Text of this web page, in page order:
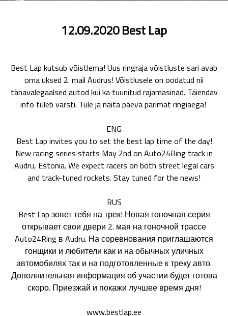
12.09.2020 Best Lap
Best Lap kutsub võistlema! Uus ringraja võistluste sari avab
oma uksed 2. mail Audrus! Võistlusele on oodatud nii
tänavalegaalsed autod kui ka tuunitud rajamasinad. Täiendav
info tuleb varsti. Tule ja näita päeva parimat ringiaega!
ENG
Best Lap invites you to set the best lap time of the day!
New racing series starts May 2nd on Auto24Ring track in
Audru, Estonia. We expect racers on both street legal cars
and track-tuned rockets. Stay tuned for the news!
RUS
Best Lap зовет тебя на трек! Новая гоночная серия
открывает свои двери 2. мая на гоночной трассе
Auto24Ring в Audru. На соревнования приглашаются
гонщики и любители как и на обычных уличных
автомобилях так и на подготовленные к треку авто.
Дополнительная информация об участии будет готова
скоро. Приезжай и покажи лучшее время дня!
www.bestlap.ee